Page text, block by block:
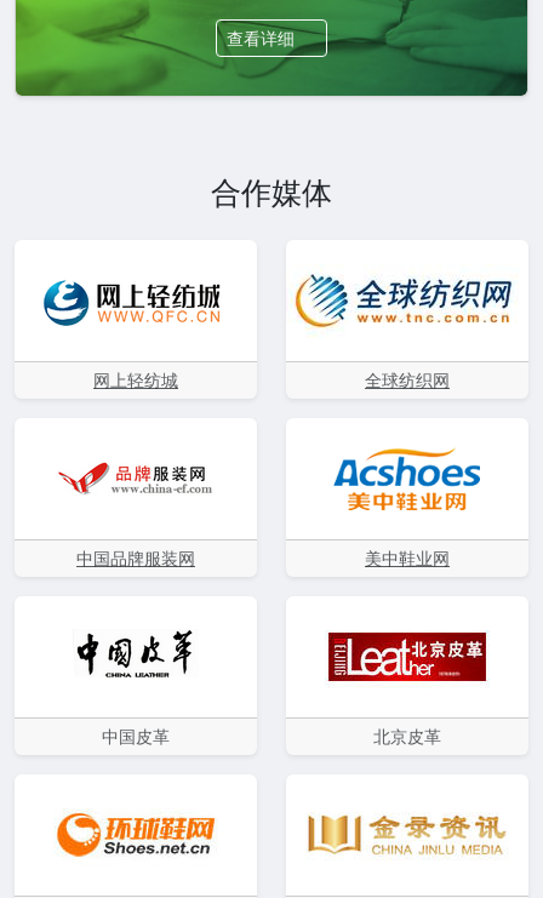
查看详细
合作媒体
网上轻纺城 全球纺织网
中国品牌服装网 美中鞋业网
中国皮革 北京皮革